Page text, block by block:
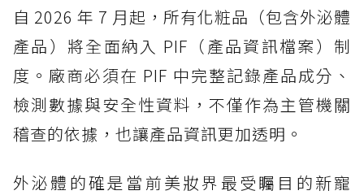
自 2026 年 7 月起，所有化粧品（包含外泌體
產品）將全面納入 PIF（產品資訊檔案）制
度。廠商必須在 PIF 中完整記錄產品成分、
檢測數據與安全性資料，不僅作為主管機關
稽查的依據，也讓產品資訊更加透明。
外泌體的確是當前美妝界最受矚目的新寵